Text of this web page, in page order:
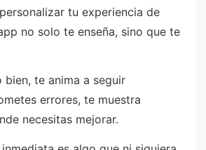
tu experiencia de
no solo te enseña, sino que te
bien, te anima a seguir
errores, te muestra
necesitas mejorar.